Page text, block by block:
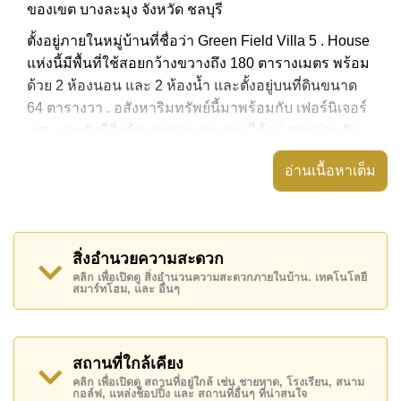
ของเขต บางละมุง จังหวัด ชลบุรี
ตั้งอยู่ภายในหมู่บ้านที่ชื่อว่า Green Field Villa 5 . House
แห่งนี้มีพื้นที่ใช้สอยกว้างขวางถึง 180 ตารางเมตร พร้อม
ด้วย 2 ห้องนอน และ 2 ห้องน้ำ และตั้งอยู่บนที่ดินขนาด
64 ตารางวา . อสังหาริมทรัพย์นี้มาพร้อมกับ เฟอร์นิเจอร์
ครบ และยังมีสิ่งอำนวยความสะดวก ได้แก่ สวนส่วนตัว,
อสังหาริมทรัพย์นี้สามารถใช้ สระว่ายน้ำ ส่วนตัว ได้
ได้แก่ รักษาความปลอดภัย 24 ชั่วโมง, ทางเข้ามีไม้กั้น,
กล้องวงจรปิด, ฟิตเนส
สถานที่สำคัญใกล้ Green Field Villa 5 ได้แก่: ใกล้
ทางด่วนมอเตอร์เวย์หรือทางหลวง, ซูเปอร์มาร์เก็ตอาหาร
สด , มาบประชัน เลค, ฟาร์มแกะพัทยา , สยามคันทรีคลับ
(สนามเก่า ไร่ ริมน้ำ และโรลลิ่งฮิลส์), พัทยาคันทรีคลับ ,
รพ.กรุงเทพพัทยา, โรงพยาบาลบางละมุง
อ่านเนื้อหาเต็ม
สิ่งอำนวยความสะดวก
คลิก เพื่อเปิดดู สิ่งอำนวนความสะดวกภายในบ้าน. เทคโนโลยี
สมาร์ทโฮม, และ อื่นๆ
สถานที่ใกล้เคียง
คลิก เพื่อเปิดดู สถานที่อยู่ใกล้ เช่น ชายหาด, โรงเรียน, สนาม
กอล์ฟ, แหล่งช็อปปิ้ง และ สถานที่อื่นๆ ที่น่าสนใจ